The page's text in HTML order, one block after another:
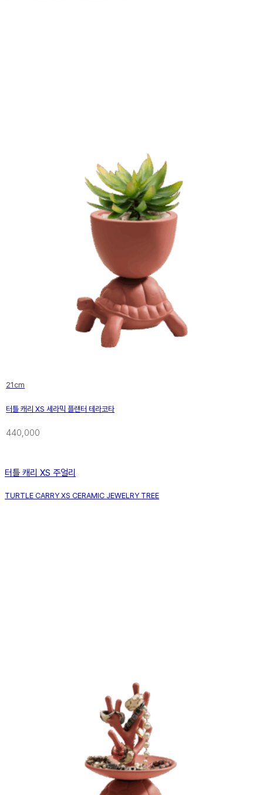
21cm
터틀 캐리 XS 세라믹 플랜터 테라코타
440,000
터틀 캐리 XS 주얼리
TURTLE CARRY XS CERAMIC JEWELRY TREE